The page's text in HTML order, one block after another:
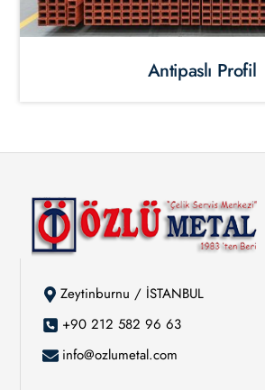
Antipaslı Profil
Zeytinburnu / İSTANBUL
+90 212 582 96 63
info@ozlumetal.com